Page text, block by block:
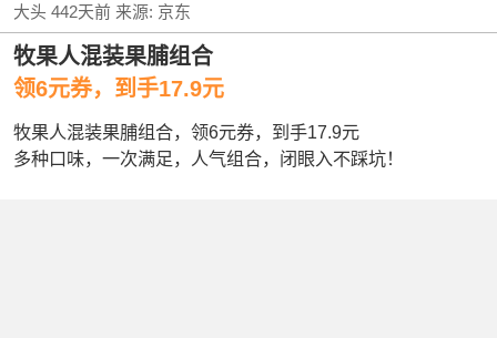
大头 442天前来源: 京东
牧果人混装果脯组合
领6元券，到手17.9元
牧果人混装果脯组合，领6元券，到手17.9元
多种口味，一次满足，人气组合，闭眼入不踩坑！